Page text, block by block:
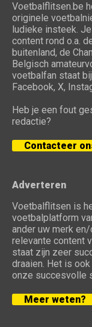
Voetbalflitsen.be
originele
ludieke insteek.
content rond o.a.
buitenland, de
Belgisch
voetbalfan staat
Facebook, X,
Heb je een fout
redactie?
Contacteer
Adverteren
Voetbalflitsen is
voetbalplatform
ander uw merk
relevante content
staat zijn zeer
draaien. Het is
onze succesvolle
Meer weten?